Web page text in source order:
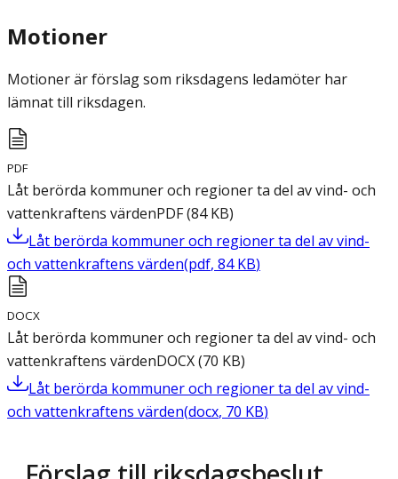
Motioner
Motioner är förslag som riksdagens ledamöter har
lämnat till riksdagen.
PDF
Låt berörda kommuner och regioner ta del av vind- och
vattenkraftens värdenPDF(84 KB)
Låt berörda kommuner och regioner ta del av vind-
och vattenkraftens värden(pdf, 84 KB)
DOCX
Låt berörda kommuner och regioner ta del av vind- och
vattenkraftens värdenDOCX(70 KB)
Låt berörda kommuner och regioner ta del av vind-
och vattenkraftens värden(docx, 70 KB)